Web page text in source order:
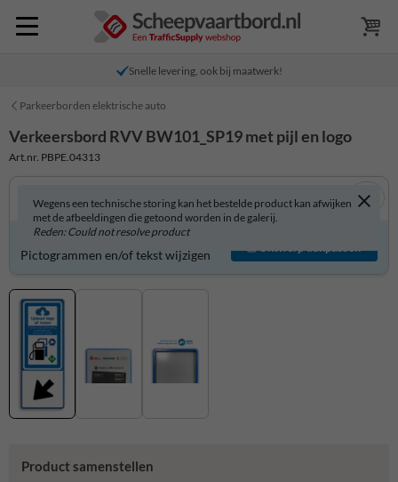
Snelle levering, ook bij maatwerk!
Parkeerborden elektrische auto
Verkeersbord RVV BW101_SP19 met pijl en logo
Art.nr. PBPE.04313
Wegens een technische storing kan het bestelde product kan afwijken
met de afbeeldingen die getoond worden in de galerij.
Reden: Could not resolve product
Verkeersbord zelf aanpassen?
Pictogrammen en/of tekst wijzigen
Ontwerp aanpassen
Product samenstellen